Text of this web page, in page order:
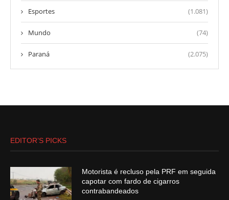
Esportes (1.081)
Mundo (74)
Paraná (2.075)
EDITOR’S PICKS
Motorista é recluso pela PRF em seguida
capotar com fardo de cigarros
contrabandeados